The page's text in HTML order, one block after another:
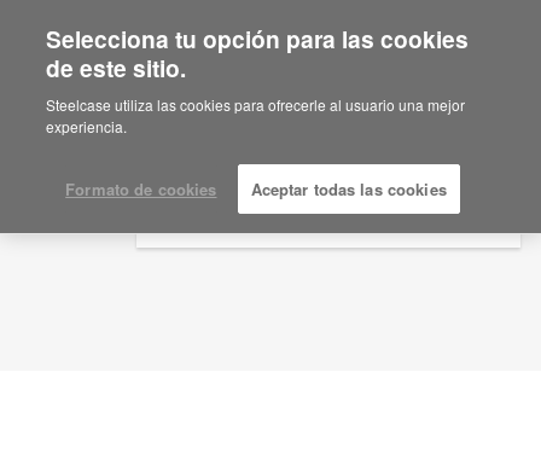
Are you in United States?
Would you like to see Products we sell in
your region?
English
Español
Idea de planificación
ID: ZG5FJ2RG
Selecciona tu opción para las cookies
de este sitio.
Steelcase utiliza las cookies para ofrecerle al usuario una mejor
experiencia.
Formato de cookies Aceptar todas las cookies